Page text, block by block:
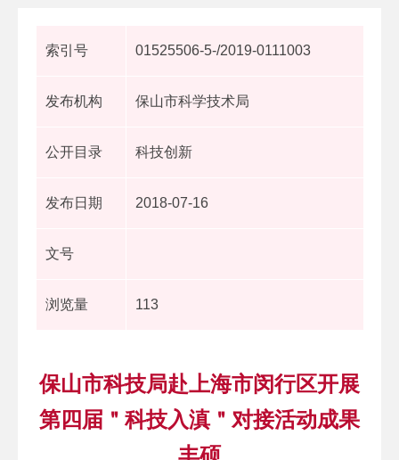
索引号 01525506-5-/2019-0111003
发布机构 保山市科学技术局
公开目录 科技创新
发布日期 2018-07-16
文号
浏览量 113
保山市科技局赴上海市闵行区开展
第四届＂科技入滇＂对接活动成果
丰硕